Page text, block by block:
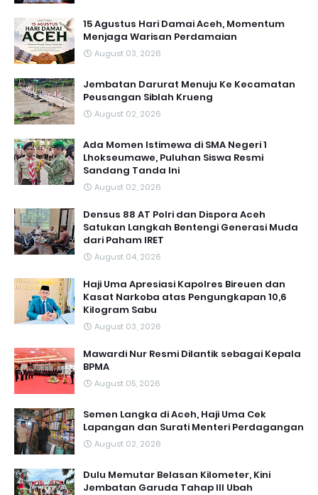
15 Agustus Hari Damai Aceh, Momentum
Menjaga Warisan Perdamaian
August 03, 2026
Jembatan Darurat Menuju Ke Kecamatan
Peusangan Siblah Krueng
August 02, 2026
Ada Momen Istimewa di SMA Negeri 1
Lhokseumawe, Puluhan Siswa Resmi
Sandang Tanda Ini
August 02, 2026
Densus 88 AT Polri dan Dispora Aceh
Satukan Langkah Bentengi Generasi Muda
dari Paham IRET
August 04, 2026
Haji Uma Apresiasi Kapolres Bireuen dan
Kasat Narkoba atas Pengungkapan 10,6
Kilogram Sabu
August 03, 2026
Mawardi Nur Resmi Dilantik sebagai Kepala
BPMA
August 05, 2026
Semen Langka di Aceh, Haji Uma Cek
Lapangan dan Surati Menteri Perdagangan
August 02, 2026
Dulu Memutar Belasan Kilometer, Kini
Jembatan Garuda Tahap III Ubah